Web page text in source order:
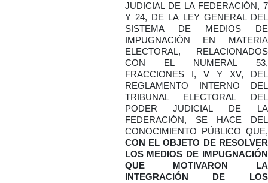
JUDICIAL DE LA FEDERACIÓN, 7
Y 24, DE LA LEY GENERAL DEL
SISTEMA DE MEDIOS DE
IMPUGNACIÓN EN MATERIA
ELECTORAL, RELACIONADOS
CON EL NUMERAL 53,
FRACCIONES I, V Y XV, DEL
REGLAMENTO INTERNO DEL
TRIBUNAL ELECTORAL DEL
PODER JUDICIAL DE LA
FEDERACIÓN, SE HACE DEL
CONOCIMIENTO PÚBLICO QUE,
CON EL OBJETO DE RESOLVER
LOS MEDIOS DE IMPUGNACIÓN
QUE MOTIVARON LA
INTEGRACIÓN DE LOS